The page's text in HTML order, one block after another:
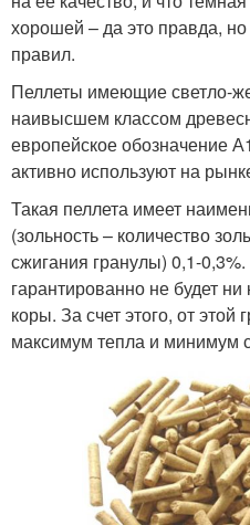
хорошей – да это правда,
правил.
Пеллеты имеющие светло-
наивысшем классом
европейское обозначение
активно используют на
Такая пеллета имеет
(зольность – количество
сжигания гранулы) 0,1-
гарантированно не будет
коры. За счет этого, от
максимум тепла и минимум